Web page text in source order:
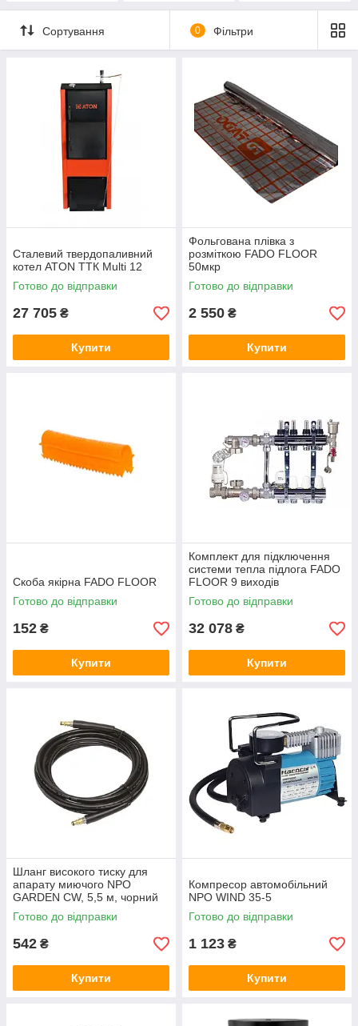
Сортування 0 Фільтри
Сталевий твердопаливний
котел ATON ТТК Multi 12
Готово до відправки
27 705 ₴
Купити
Фольгована плівка з
розміткою FADO FLOOR
50мкр
Готово до відправки
2 550 ₴
Купити
Скоба якірна FADO FLOOR
Готово до відправки
152 ₴
Купити
Комплект для підключення
системи тепла підлога FADO
FLOOR 9 виходів
Готово до відправки
32 078 ₴
Купити
Шланг високого тиску для
апарату миючого NPO
GARDEN CW, 5,5 м, чорний
Готово до відправки
542 ₴
Купити
Компресор автомобільний
NPO WIND 35-5
Готово до відправки
1 123 ₴
Купити